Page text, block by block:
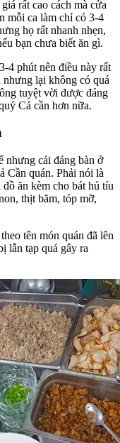
rất cao cách mà cửa
mỗi ca làm chỉ có 3-4
họ rất nhanh nhẹn,
bạn chưa biết ăn gì.
4 phút nên điều này rất
lại không có quá
tuyệt vời được đáng
Cả cần hơn nữa.
nhưng cái đáng bàn ở
Cần quán. Phải nói là
ăn kèm cho bát hủ tíu
thịt băm, tóp mỡ,
tên món quán đã lên
lẫn tạp quá gây ra